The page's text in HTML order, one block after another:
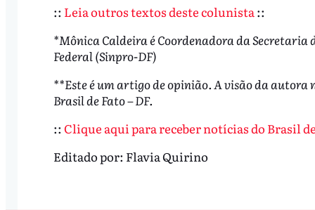
:: Leia outros textos deste colunista::
*Mônica Caldeira é Coordenadora da Secretaria
Federal (Sinpro-DF)
**Este é um artigo de opinião. A visão da
Brasil de Fato – DF.
:: Clique aqui para receber notícias do Brasil
Editado por: Flavia Quirino